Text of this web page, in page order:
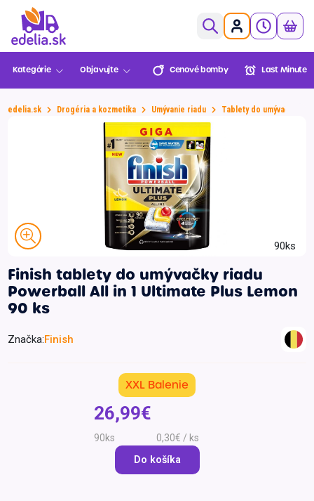
Košík je prázdny
Môžete objednať!
Prejsť do pokladne
Kategórie Objavujte Cenové bomby Last Minute
Last Minute
BENU
Novinky Multinákup
Viac za menej
Slovenská
farma
Zvoz VIP Ceny
Slovenské
potraviny
Ovocie a zelenina
Údeniny a lahôdky
Mliečne a chladené
Trvanlivé
Alkohol
Športová výživa
biopotraviny
Drogéria a kozmetika
Domácnosť a kancelária
Domáci miláčikovia
edelia.sk Drogéria a kozmetika Umývanie riadu Tablety do umývačky
90ks
Finish tablety do umývačky riadu
Powerball All in 1 Ultimate Plus Lemon
90 ks
Značka:Finish
XXL Balenie
26,99€
90ks 0,30€ / ks
Do košíka